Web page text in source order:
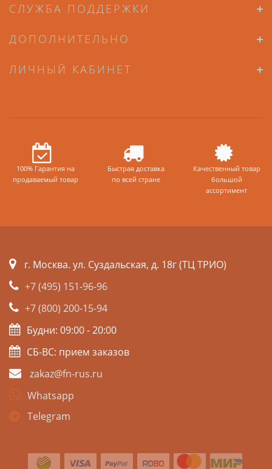
СЛУЖБА ПОДДЕРЖКИ
ДОПОЛНИТЕЛЬНО
ЛИЧНЫЙ КАБИНЕТ
100% Гарантия на
продаваемый товар
Быстрая доставка
по всей стране
Качественный товар
большой
ассортимент
г. Москва. ул. Суздальская, д. 18г (ТЦ ТРИО)
+7 (495) 151-96-96
+7 (800) 200-15-94
Будни: 09:00 - 20:00
СБ-ВС: прием заказов
zakaz@fn-rus.ru
Whatsapp
Telegram